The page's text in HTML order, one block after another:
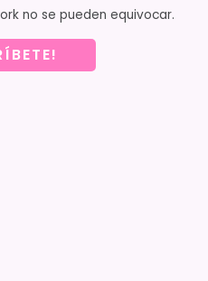
no se pueden equivocar.